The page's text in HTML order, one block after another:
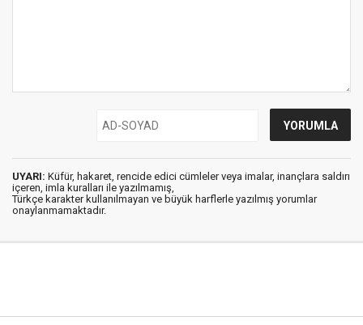
UYARI: Küfür, hakaret, rencide edici cümleler veya imalar, inançlara saldırı
içeren, imla kuralları ile yazılmamış,
Türkçe karakter kullanılmayan ve büyük harflerle yazılmış yorumlar
onaylanmamaktadır.